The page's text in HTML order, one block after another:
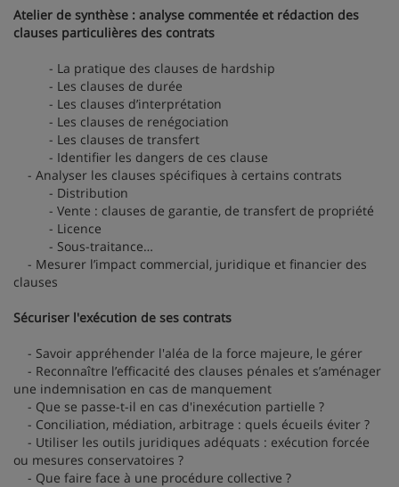
Atelier de synthèse : analyse commentée et rédaction des
clauses particulières des contrats
- La pratique des clauses de hardship
- Les clauses de durée
- Les clauses d’interprétation
- Les clauses de renégociation
- Les clauses de transfert
- Identifier les dangers de ces clause
- Analyser les clauses spécifiques à certains contrats
- Distribution
- Vente : clauses de garantie, de transfert de propriété
- Licence
- Sous-traitance…
- Mesurer l’impact commercial, juridique et financier des
clauses
Sécuriser l'exécution de ses contrats
- Savoir appréhender l'aléa de la force majeure, le gérer
- Reconnaître l’efficacité des clauses pénales et s’aménager
une indemnisation en cas de manquement
- Que se passe-t-il en cas d'inexécution partielle ?
- Conciliation, médiation, arbitrage : quels écueils éviter ?
- Utiliser les outils juridiques adéquats : exécution forcée
ou mesures conservatoires ?
- Que faire face à une procédure collective ?